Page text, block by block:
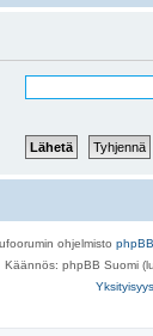
ohjelmisto phpBB
Käännös: phpBB Suomi
Yksityisyys